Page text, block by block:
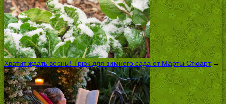
Хватит ждать весны! Трюк для зимнего сада от Марты Стюарт→